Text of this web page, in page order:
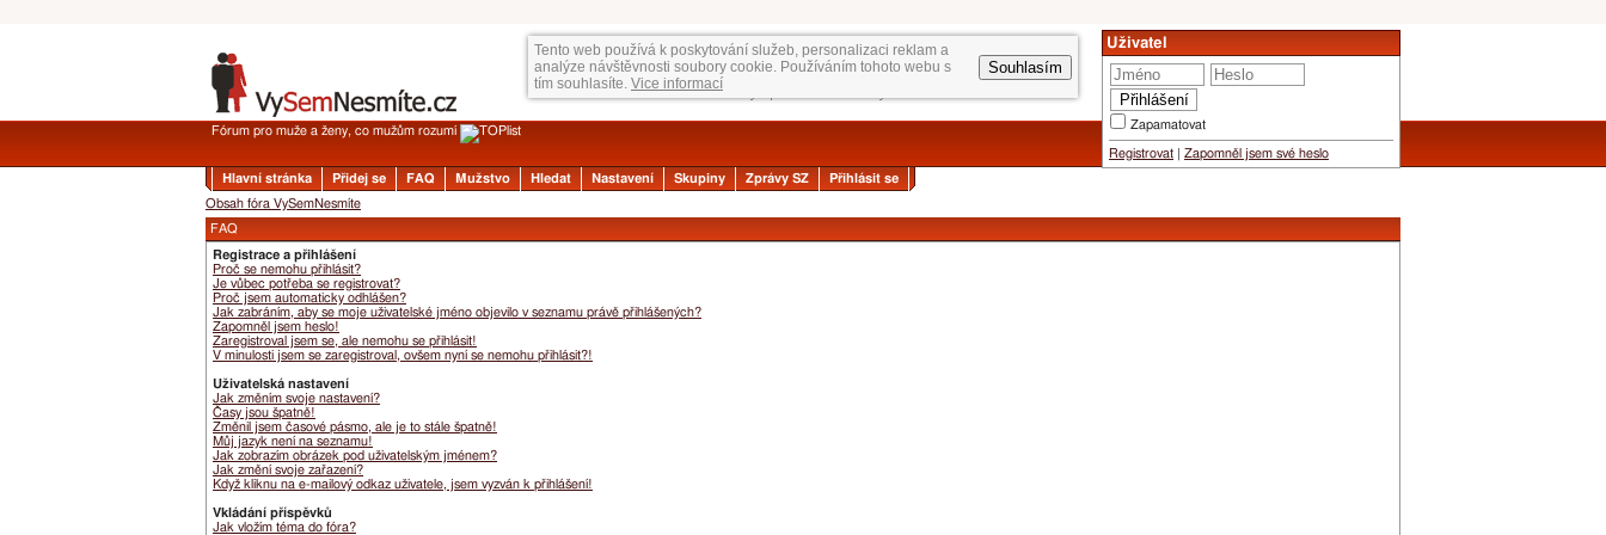
Tento web používá k poskytování služeb, personalizaci reklam a
analýze návštěvnosti soubory cookie. Používáním tohoto webu s
tím souhlasíte. Vice informací
Souhlasím
Uživatel
Zapamatovat
Registrovat Zapomněl jsem své heslo
Fórum pro muže a ženy, co mužům rozumí
Hlavní stránka Přidej se FAQ Mužstvo Hledat Nastavení Skupiny Zprávy SZ
Přihlásit se
Obsah fóra VySemNesmíte
FAQ
Registrace a přihlášení
Proč se nemohu přihlásit?
Je vůbec potřeba se registrovat?
Proč jsem automaticky odhlášen?
Jak zabráním, aby se moje uživatelské jméno objevilo v seznamu právě přihlášených?
Zapomněl jsem heslo!
Zaregistroval jsem se, ale nemohu se přihlásit!
V minulosti jsem se zaregistroval, ovšem nyní se nemohu přihlásit?!
Uživatelská nastavení
Jak změním svoje nastavení?
Časy jsou špatně!
Změnil jsem časové pásmo, ale je to stále špatně!
Můj jazyk není na seznamu!
Jak zobrazím obrázek pod uživatelským jménem?
Jak změní svoje zařazení?
Když kliknu na e-mailový odkaz uživatele, jsem vyzván k přihlášení!
Vkládání příspěvků
Jak vložím téma do fóra?